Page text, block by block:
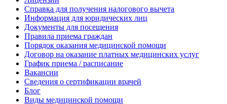
Справка для получения налогового вычета
Информация для юридических лиц
Документы для посещения
Правила приема граждан
Порядок оказания медицинской помощи
Договор на оказание платных медицинских услуг
График приема / расписание
Вакансии
Сведения о сертификации врачей
Блог
Виды медицинской помощи